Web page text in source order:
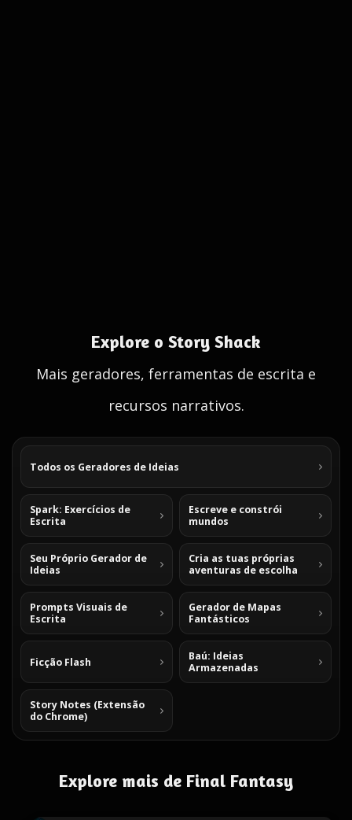
Explore o Story Shack
Mais geradores, ferramentas de escrita e
recursos narrativos.
Todos os Geradores de Ideias
Spark: Exercícios de
Escrita
Escreve e constrói
mundos
Seu Próprio Gerador de
Ideias
Cria as tuas próprias
aventuras de escolha
Prompts Visuais de
Escrita
Gerador de Mapas
Fantásticos
Ficção Flash
Baú: Ideias
Armazenadas
Story Notes (Extensão
do Chrome)
Explore mais de Final Fantasy